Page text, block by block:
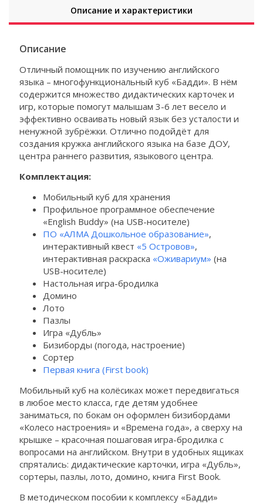
Описание и характеристики
Описание
Отличный помощник по изучению английского
языка – многофункциональный куб «Бадди». В нём
содержится множество дидактических карточек и
игр, которые помогут малышам 3-6 лет весело и
эффективно осваивать новый язык без усталости и
ненужной зубрёжки. Отлично подойдёт для
создания кружка английского языка на базе ДОУ,
центра раннего развития, языкового центра.
Комплектация:
Мобильный куб для хранения
Профильное программное обеспечение
«English Buddy» (на USB-носителе)
ПО «АЛМА Дошкольное образование»,
интерактивный квест «5 Островов»,
интерактивная раскраска «Оживариум» (на
USB-носителе)
Настольная игра-бродилка
Домино
Лото
Пазлы
Игра «Дубль»
Бизиборды (погода, настроение)
Сортер
Первая книга (First book)
Мобильный куб на колёсиках может передвигаться
в любое место класса, где детям удобнее
заниматься, по бокам он оформлен бизибордами
«Колесо настроения» и «Времена года», а сверху на
крышке – красочная пошаговая игра-бродилка с
вопросами на английском. Внутри в удобных ящиках
спрятались: дидактические карточки, игра «Дубль»,
сортеры, пазлы, лото, домино, книга First Book.
В методическом пособии к комплексу «Бадди»